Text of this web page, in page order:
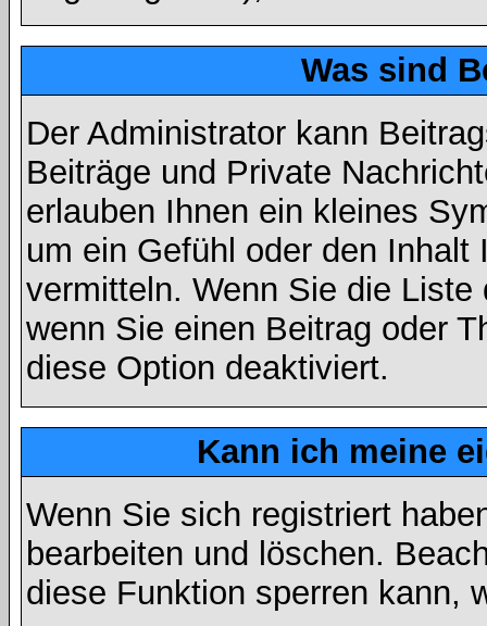
Was sind
Der Administrator kann
Beiträge und Private
erlauben Ihnen ein kleines
um ein Gefühl oder den
vermitteln. Wenn Sie die
wenn Sie einen Beitrag oder
diese Option deaktiviert.
Kann ich meine
Wenn Sie sich registriert
bearbeiten und löschen.
diese Funktion sperren kann,